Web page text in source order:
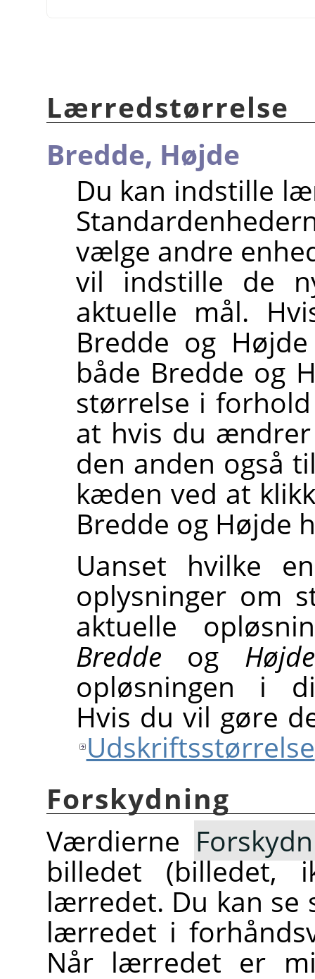
Lærredstørrelse
Bredde, Højde
Du kan indstille
vælge andre
vil indstille de
aktuelle mål.
Bredde og
både Bredde og
størrelse i
at hvis du
den anden også
kæden ved at
Bredde og Højde
Uanset hvilke
oplysninger om
aktuelle
Bredde og Højde
opløsningen i
Hvis du vil gøre
Udskriftsstørrelse
Forskydning
Værdierne
billedet (billedet,
lærredet. Du kan se
lærredet i
Når lærredet er